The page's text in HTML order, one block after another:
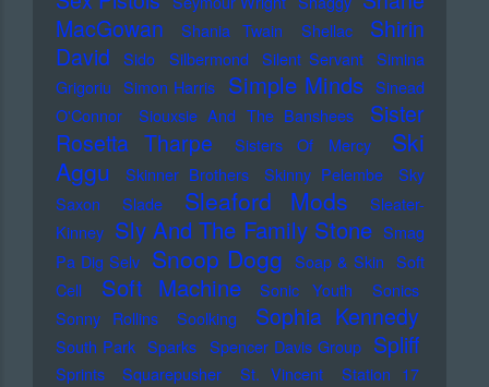
MacGowan
Shania Twain Shellac
Shirin
David
Sido Silbermond Silent Servant Simina
Grigoriu Simon Harris Simple Minds Sinead
O'Connor
Siouxsie And The Banshees
Sister
Rosetta Tharpe
Sisters Of Mercy
Ski
Aggu
Skinner Brothers Skinny Pelembe
Sky
Saxon
Slade Sleaford Mods
Sleater-
Kinney Sly And The Family Stone Smag
Pa Dig Selv Snoop Dogg Soap & Skin Soft
Cell
Soft Machine Sonic Youth
Sonics
Sonny Rollins
Soolking Sophia Kennedy
South Park Sparks Spencer Davis Group Spliff
Sprints Squarepusher St. Vincent
Station 17